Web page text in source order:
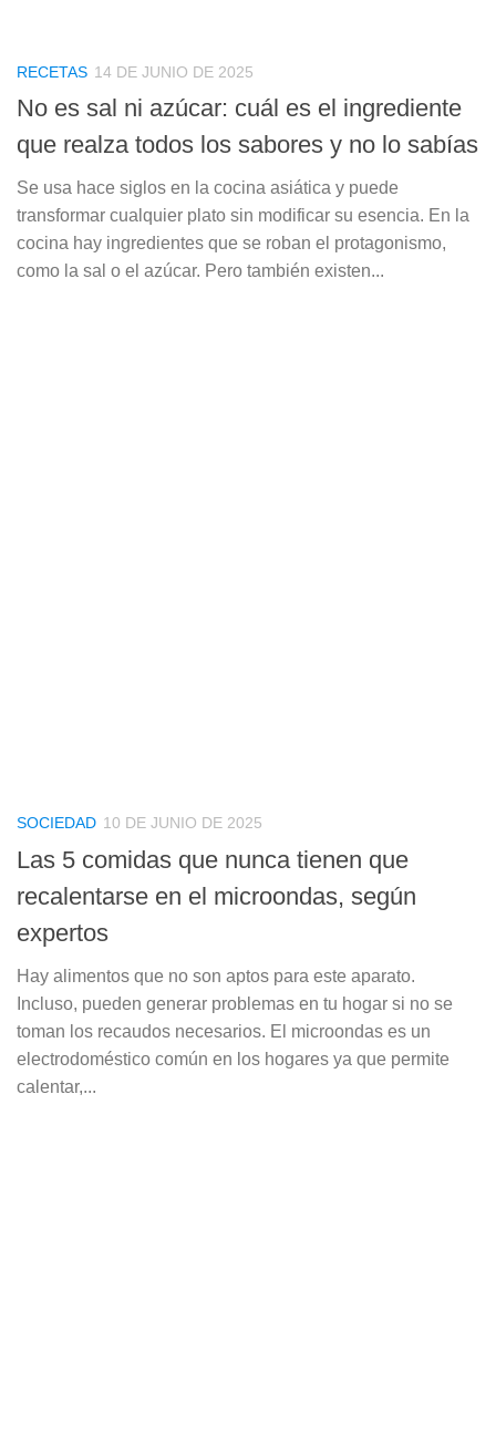
RECETAS 14 DE JUNIO DE 2025
No es sal ni azúcar: cuál es el ingrediente
que realza todos los sabores y no lo sabías
Se usa hace siglos en la cocina asiática y puede
transformar cualquier plato sin modificar su esencia. En la
cocina hay ingredientes que se roban el protagonismo,
como la sal o el azúcar. Pero también existen...
SOCIEDAD 10 DE JUNIO DE 2025
Las 5 comidas que nunca tienen que
recalentarse en el microondas, según
expertos
Hay alimentos que no son aptos para este aparato.
Incluso, pueden generar problemas en tu hogar si no se
toman los recaudos necesarios. El microondas es un
electrodoméstico común en los hogares ya que permite
calentar,...